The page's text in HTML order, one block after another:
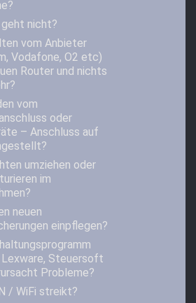
geht nicht?
vom Anbieter
Vodafone, O2 etc)
Router und nichts
vom
oder
– Anschluss auf
umziehen oder
im
neuen
einpflegen?
Lexware, Steuersoft
Probleme?
/ WiFi streikt?